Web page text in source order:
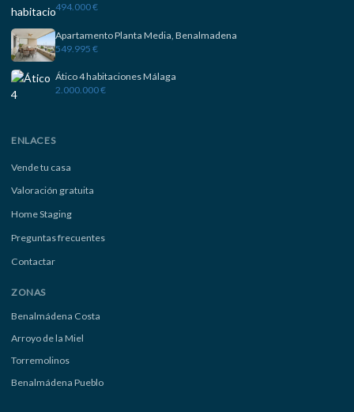
494.000 €
Apartamento Planta Media, Benalmadena
549.995 €
Ático 4 habitaciones Málaga
2.000.000 €
ENLACES
Vende tu casa
Valoración gratuita
Home Staging
Preguntas frecuentes
Contactar
ZONAS
Benalmádena Costa
Arroyo de la Miel
Torremolinos
Benalmádena Pueblo